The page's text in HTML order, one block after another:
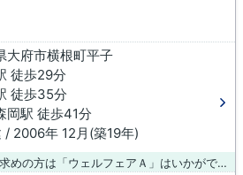
大府市横根町平子
徒歩29分
徒歩35分
岡駅 徒歩41分
/ 2006年 12月(築19年)
大府市周辺にある物件をお求めの方は「ウェルフェアＡ」はいかがでしょうか。今引っ越しをお考えの方におすすめなのが、こちらのアパートです。大府市エリアや大府付近でのお部屋探しは、当社スタッフまでお任せください。ご希望の条件に合った物件をご紹介致します。